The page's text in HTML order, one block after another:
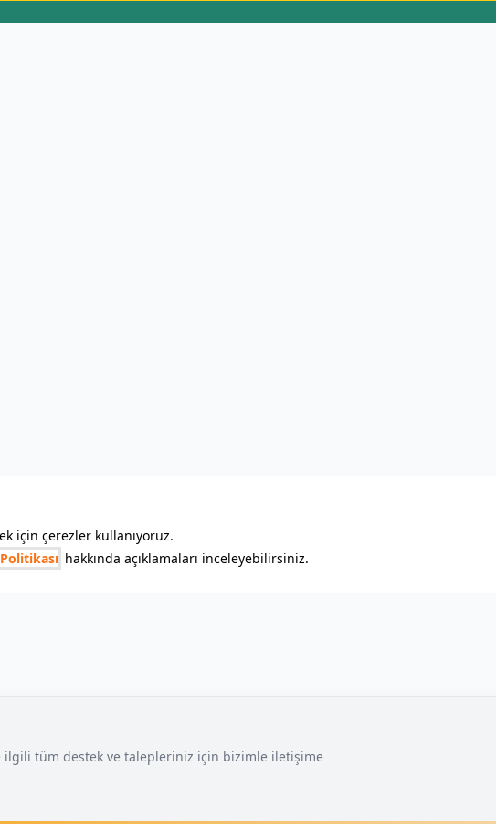
için çerezler kullanıyoruz.
hakkında açıklamaları inceleyebilirsiniz.
ilgili tüm destek ve talepleriniz için bizimle iletişime